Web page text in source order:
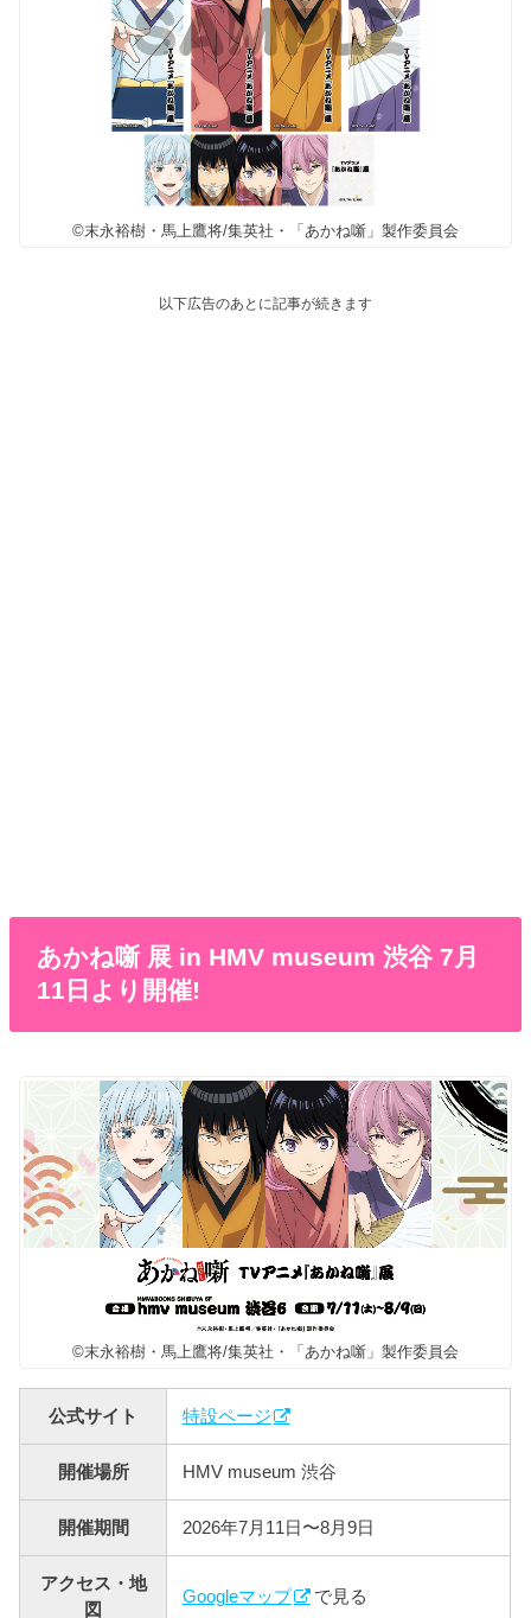
©末永裕樹・馬上鷹将/集英社・「あかね噺」製作委員会
以下広告のあとに記事が続きます
あかね噺 展 in HMV museum 渋谷 7月
11日より開催!
©末永裕樹・馬上鷹将/集英社・「あかね噺」製作委員会
公式サイト 特設ページ
開催場所 HMV museum 渋谷
開催期間 2026年7月11日〜8月9日
アクセス・地
図
Googleマップ で見る